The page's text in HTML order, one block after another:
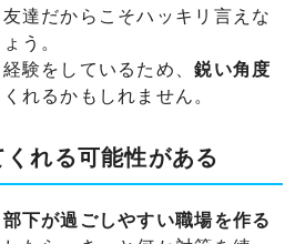
達だからこそハッキリ言えな
う。
経験をしているため、鋭い角度
れるかもしれません。
れる可能性がある
部下が過ごしやすい職場を作る